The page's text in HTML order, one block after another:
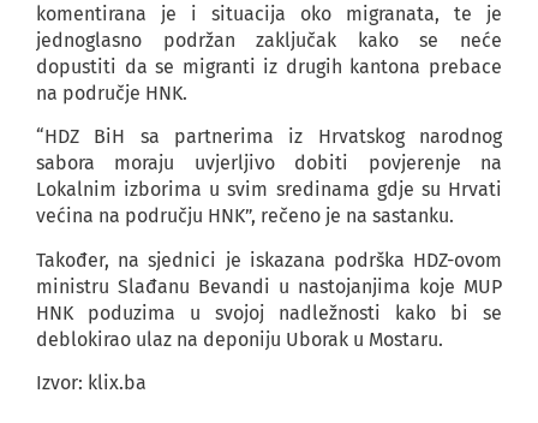
komentirana je i situacija oko migranata, te je
jednoglasno podržan zaključak kako se neće
dopustiti da se migranti iz drugih kantona prebace
na područje HNK.
“HDZ BiH sa partnerima iz Hrvatskog narodnog
sabora moraju uvjerljivo dobiti povjerenje na
Lokalnim izborima u svim sredinama gdje su Hrvati
većina na području HNK”, rečeno je na sastanku.
Također, na sjednici je iskazana podrška HDZ-ovom
ministru Slađanu Bevandi u nastojanjima koje MUP
HNK poduzima u svojoj nadležnosti kako bi se
deblokirao ulaz na deponiju Uborak u Mostaru.
Izvor: klix.ba